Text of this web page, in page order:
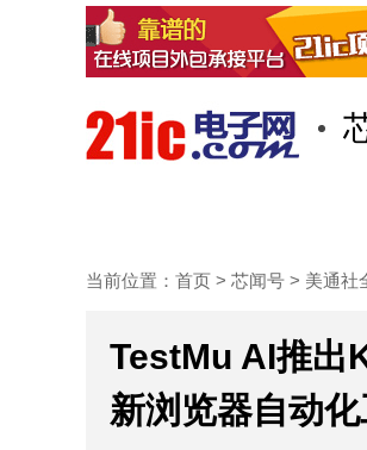
当前位置： 首页 > 芯闻号 > 美通社
TestMu AI推出
新浏览器自动